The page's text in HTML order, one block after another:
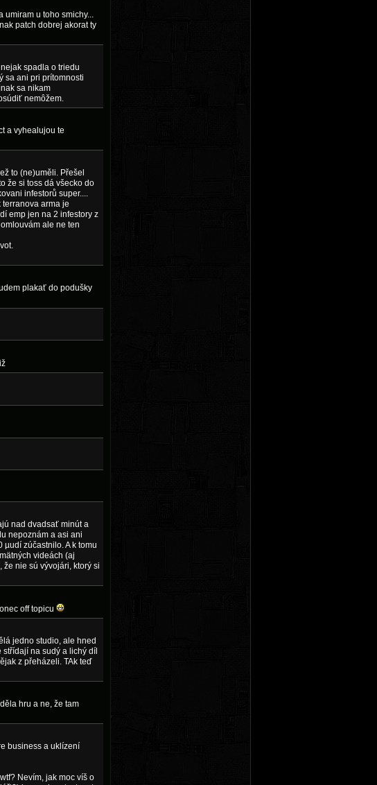
umiram u toho smichy...
patch dobrej akorat ty
spadla o triedu
sa ani pri prítomnosti
sa nikam
nemôžem.
a vyhealujou te
to (ne)uměli. Přešel
že si toss dá všecko do
infestorů super....
arma je
emp jen na 2 infestory z
ale ne ten
plakať do podušky
nad dvadsať minút a
nepoznám a asi ani
zúčastnilo. A k tomu
videách (aj
nie sú vývojári, ktorý si
off topicu
jedno studio, ale hned
na sudý a lichý díl
z přeházeli. TAk teď
hru a ne, že tam
business a uklízení
Nevím, jak moc víš o